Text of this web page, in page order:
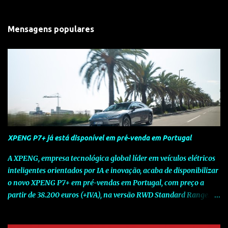
Mensagens populares
XPENG P7+ já está disponível em pré-venda em Portugal
A XPENG, empresa tecnológica global líder em veículos elétricos
inteligentes orientados por IA e inovação, acaba de disponibilizar
o novo XPENG P7+ em pré-vendas em Portugal, com preço a
partir de 38.200 euros (+IVA), na versão RWD Standard Range.